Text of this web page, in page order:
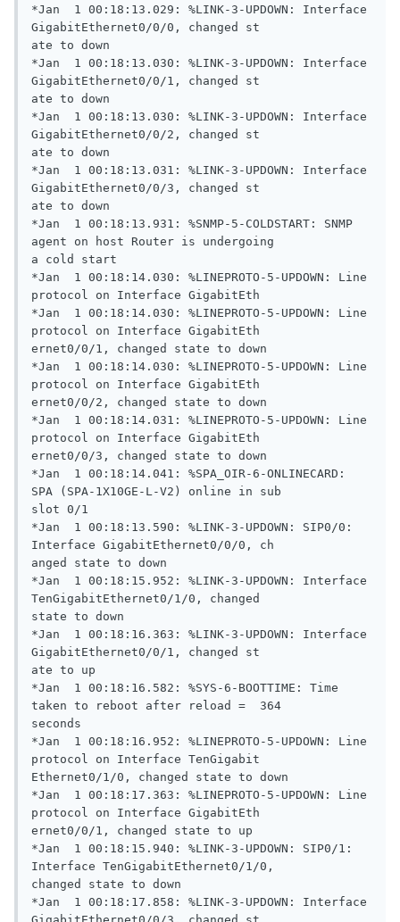
*Jan  1 00:18:13.029: %LINK-3-UPDOWN: Interface
GigabitEthernet0/0/0, changed st
ate to down
*Jan  1 00:18:13.030: %LINK-3-UPDOWN: Interface
GigabitEthernet0/0/1, changed st
ate to down
*Jan  1 00:18:13.030: %LINK-3-UPDOWN: Interface
GigabitEthernet0/0/2, changed st
ate to down
*Jan  1 00:18:13.031: %LINK-3-UPDOWN: Interface
GigabitEthernet0/0/3, changed st
ate to down
*Jan  1 00:18:13.931: %SNMP-5-COLDSTART: SNMP
agent on host Router is undergoing
a cold start
*Jan  1 00:18:14.030: %LINEPROTO-5-UPDOWN: Line
protocol on Interface GigabitEth
*Jan  1 00:18:14.030: %LINEPROTO-5-UPDOWN: Line
protocol on Interface GigabitEth
ernet0/0/1, changed state to down
*Jan  1 00:18:14.030: %LINEPROTO-5-UPDOWN: Line
protocol on Interface GigabitEth
ernet0/0/2, changed state to down
*Jan  1 00:18:14.031: %LINEPROTO-5-UPDOWN: Line
protocol on Interface GigabitEth
ernet0/0/3, changed state to down
*Jan  1 00:18:14.041: %SPA_OIR-6-ONLINECARD:
SPA (SPA-1X10GE-L-V2) online in sub
slot 0/1
*Jan  1 00:18:13.590: %LINK-3-UPDOWN: SIP0/0:
Interface GigabitEthernet0/0/0, ch
anged state to down
*Jan  1 00:18:15.952: %LINK-3-UPDOWN: Interface
TenGigabitEthernet0/1/0, changed
state to down
*Jan  1 00:18:16.363: %LINK-3-UPDOWN: Interface
GigabitEthernet0/0/1, changed st
ate to up
*Jan  1 00:18:16.582: %SYS-6-BOOTTIME: Time
taken to reboot after reload =  364
seconds
*Jan  1 00:18:16.952: %LINEPROTO-5-UPDOWN: Line
protocol on Interface TenGigabit
Ethernet0/1/0, changed state to down
*Jan  1 00:18:17.363: %LINEPROTO-5-UPDOWN: Line
protocol on Interface GigabitEth
ernet0/0/1, changed state to up
*Jan  1 00:18:15.940: %LINK-3-UPDOWN: SIP0/1:
Interface TenGigabitEthernet0/1/0,
changed state to down
*Jan  1 00:18:17.858: %LINK-3-UPDOWN: Interface